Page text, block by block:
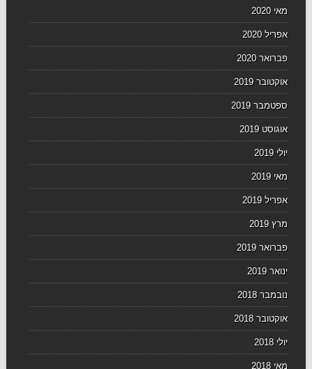
מאי 2020
אפריל 2020
פברואר 2020
אוקטובר 2019
ספטמבר 2019
אוגוסט 2019
יולי 2019
מאי 2019
אפריל 2019
מרץ 2019
פברואר 2019
ינואר 2019
נובמבר 2018
אוקטובר 2018
יולי 2018
מאי 2018